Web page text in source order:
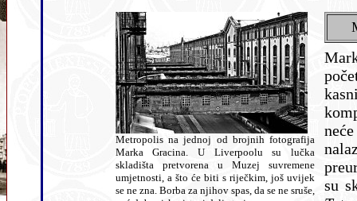
Metropolis na jednoj od brojnih fotografija
Marka Gracina. U Liverpoolu su lučka
skladišta pretvorena u Muzej suvremene
umjetnosti, a što će biti s riječkim, još uvijek
se ne zna. Borba za njihov spas, da se ne sruše,
su